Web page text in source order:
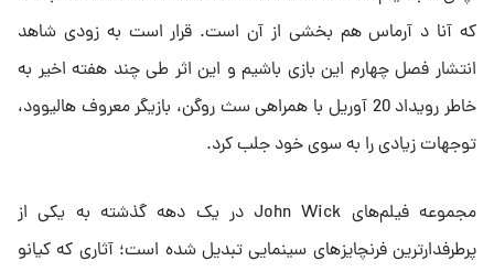
که آنا د آرماس هم بخشی از آن است. قرار است به زودی شاهد
انتشار فصل چهارم این بازی باشیم و این اثر طی چند هفته اخیر به
خاطر رویداد 20 آوریل با همراهی سث روگن، بازیگر معروف هالیوود،
توجهات زیادی را به سوی خود جلب کرد.
مجموعه فیلم‌های John Wick در یک دهه گذشته به یکی از
پرطرفدارترین فرنچایزهای سینمایی تبدیل شده است؛ آثاری که کیانو